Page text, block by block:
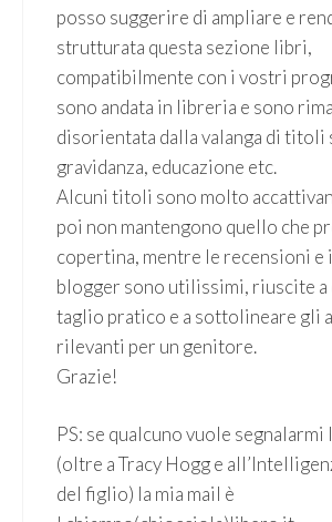
posso suggerire di ampliare e
strutturata questa sezione libri,
compatibilmente con i vostri
sono andata in libreria e sono
disorientata dalla valanga di titoli
gravidanza, educazione etc.
Alcuni titoli sono molto
poi non mantengono quello che
copertina, mentre le recensioni e
blogger sono utilissimi, riuscite a
taglio pratico e a sottolineare gli
rilevanti per un genitore.
Grazie!
PS: se qualcuno vuole
(oltre a Tracy Hogg e
del figlio) la mia mail è